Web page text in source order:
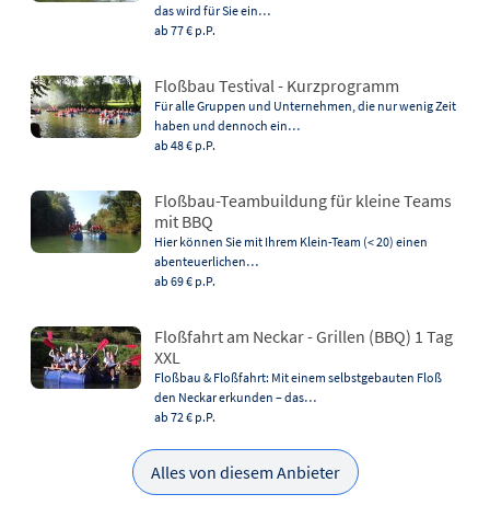
das wird für Sie ein…
ab 77 € p.P.
Floßbau Testival - Kurzprogramm
Für alle Gruppen und Unternehmen, die nur wenig Zeit
haben und dennoch ein…
ab 48 € p.P.
Floßbau-Teambuildung für kleine Teams
mit BBQ
Hier können Sie mit Ihrem Klein-Team (< 20) einen
abenteuerlichen…
ab 69 € p.P.
Floßfahrt am Neckar - Grillen (BBQ) 1 Tag
XXL
Floßbau & Floßfahrt: Mit einem selbstgebauten Floß
den Neckar erkunden – das…
ab 72 € p.P.
Alles von diesem Anbieter